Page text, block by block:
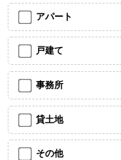
アパート
戸建て
事務所
貸土地
その他